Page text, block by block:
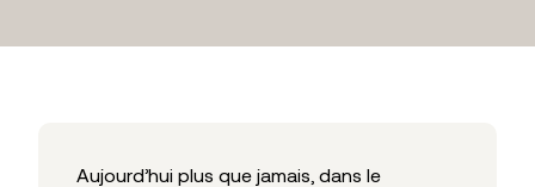
Aujourd’hui plus que jamais, dans le